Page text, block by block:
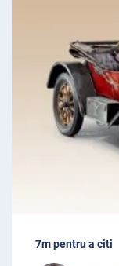
7m pentru a citi